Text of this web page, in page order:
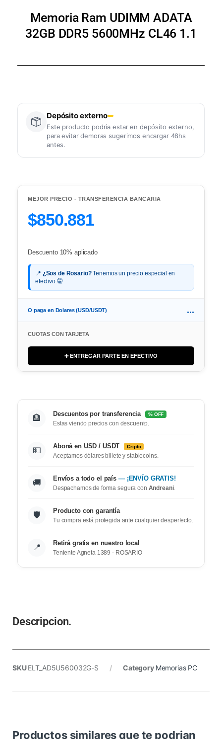
Memoria Ram UDIMM ADATA
32GB DDR5 5600MHz CL46 1.1
Depósito externo
Este producto podría estar en depósito externo,
para evitar demoras sugerimos encargar 48hs
antes.
MEJOR PRECIO - TRANSFERENCIA BANCARIA
$850.881
Descuento 10% aplicado
📍 ¿Sos de Rosario?Tenemos un precio especial en
efectivo 🤫
O paga en Dolares (USD/USDT) ...
CUOTAS CON TARJETA
➕ ENTREGAR PARTE EN EFECTIVO
🏦 Descuentos por transferencia % OFF
Estas viendo precios con descuento.
💵 Aboná en USD / USDT Cripto
Aceptamos dólares billete y stablecoins.
🚚 Envíos a todo el país — ¡ENVÍO GRATIS!
Despachamos de forma segura con Andreani.
🛡️ Producto con garantía
Tu compra está protegida ante cualquier desperfecto.
📍 Retirá gratis en nuestro local
Teniente Agneta 1389 - ROSARIO
Descripcion.
SKUELT_AD5U560032G-S Category Memorias PC
Productos similares que te podrian